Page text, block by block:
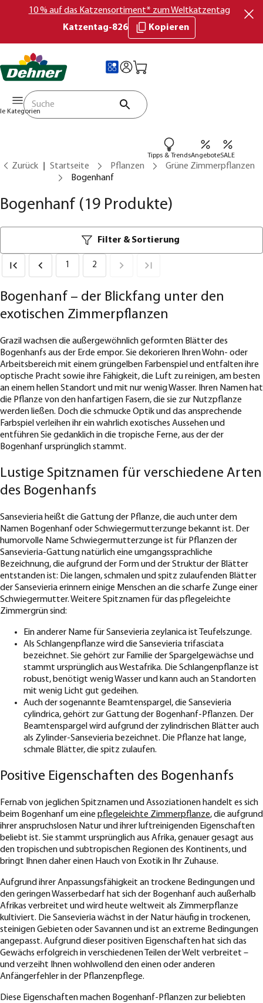
10 % auf das Katzensortiment* zum Weltkatzentag
Katzentag-826
Kopieren
Kategorien
Tipps & TrendsAngeboteSALE
Zurück Startseite Pflanzen
Grüne Zimmerpflanzen
Bogenhanf
Bogenhanf (19 Produkte)
Filter & Sortierung
1 2
Bogenhanf – der Blickfang unter den
exotischen Zimmerpflanzen
Grazil wachsen die außergewöhnlich geformten Blätter des
Bogenhanfs aus der Erde empor. Sie dekorieren Ihren Wohn- oder
Arbeitsbereich mit einem grüngelben Farbenspiel und entfalten ihre
optische Pracht sowie ihre Fähigkeit, die Luft zu reinigen, am besten
an einem hellen Standort und mit nur wenig Wasser. Ihren Namen hat
die Pflanze von den hanfartigen Fasern, die sie zur Nutzpflanze
werden ließen. Doch die schmucke Optik und das ansprechende
Farbspiel verleihen ihr ein wahrlich exotisches Aussehen und
entführen Sie gedanklich in die tropische Ferne, aus der der
Bogenhanf ursprünglich stammt.
Lustige Spitznamen für verschiedene Arten
des Bogenhanfs
Sansevieria heißt die Gattung der Pflanze, die auch unter dem
Namen Bogenhanf oder Schwiegermutterzunge bekannt ist. Der
humorvolle Name Schwiegermutterzunge ist für Pflanzen der
Sansevieria-Gattung natürlich eine umgangssprachliche
Bezeichnung, die aufgrund der Form und der Struktur der Blätter
entstanden ist: Die langen, schmalen und spitz zulaufenden Blätter
der Sansevieria erinnern einige Menschen an die scharfe Zunge einer
Schwiegermutter. Weitere Spitznamen für das pflegeleichte
Zimmergrün sind:
Ein anderer Name für Sansevieria zeylanica ist Teufelszunge.
Als Schlangenpflanze wird die Sansevieria trifasciata
bezeichnet. Sie gehört zur Familie der Spargelgewächse und
stammt ursprünglich aus Westafrika. Die Schlangenpflanze ist
robust, benötigt wenig Wasser und kann auch an Standorten
mit wenig Licht gut gedeihen.
Auch der sogenannte Beamtenspargel, die Sansevieria
cylindrica, gehört zur Gattung der Bogenhanf-Pflanzen. Der
Beamtenspargel wird aufgrund der zylindrischen Blätter auch
als Zylinder-Sansevieria bezeichnet. Die Pflanze hat lange,
schmale Blätter, die spitz zulaufen.
Positive Eigenschaften des Bogenhanfs
Fernab von jeglichen Spitznamen und Assoziationen handelt es sich
beim Bogenhanf um eine pflegeleichte Zimmerpflanze, die aufgrund
ihrer anspruchslosen Natur und ihrer luftreinigenden Eigenschaften
beliebt ist. Sie stammt ursprünglich aus Afrika, genauer gesagt aus
den tropischen und subtropischen Regionen des Kontinents, und
bringt Ihnen daher einen Hauch von Exotik in Ihr Zuhause.
Aufgrund ihrer Anpassungsfähigkeit an trockene Bedingungen und
den geringen Wasserbedarf hat sich der Bogenhanf auch außerhalb
Afrikas verbreitet und wird heute weltweit als Zimmerpflanze
kultiviert. Die Sansevieria wächst in der Natur häufig in trockenen,
steinigen Gebieten oder Savannen und ist an extreme Bedingungen
angepasst. Aufgrund dieser positiven Eigenschaften hat sich das
Gewächs erfolgreich in verschiedenen Teilen der Welt verbreitet –
und verzeiht Ihnen wohlwollend den einen oder anderen
Anfängerfehler in der Pflanzenpflege.
Diese Eigenschaften machen Bogenhanf-Pflanzen zur beliebten